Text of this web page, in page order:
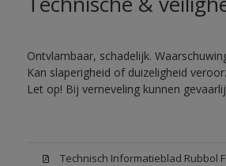
Ontvlambaar, schadelijk.
Kan slaperigheid of duizeligheid
Let op! Bij verneveling kunnen
Technisch Informatieblad Rubbol